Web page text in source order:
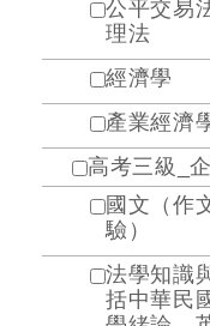
公平交易
理法
經濟學
產業經濟
高考三級_
國文（作
驗）
法學知識
括中華民